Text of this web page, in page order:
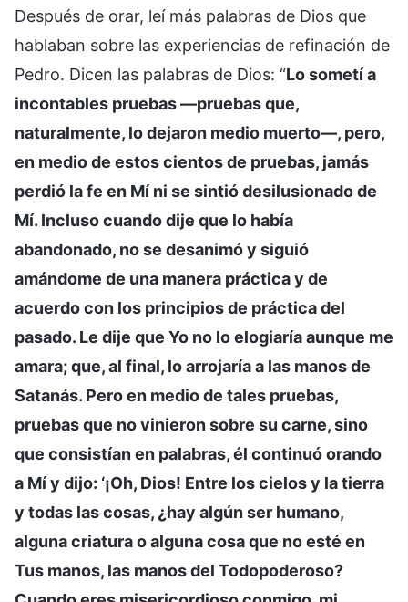
Después de orar, leí más palabras de Dios que
hablaban sobre las experiencias de refinación de
Pedro. Dicen las palabras de Dios: “Lo sometí a
incontables pruebas —pruebas que,
naturalmente, lo dejaron medio muerto—, pero,
en medio de estos cientos de pruebas, jamás
perdió la fe en Mí ni se sintió desilusionado de
Mí. Incluso cuando dije que lo había
abandonado, no se desanimó y siguió
amándome de una manera práctica y de
acuerdo con los principios de práctica del
pasado. Le dije que Yo no lo elogiaría aunque me
amara; que, al final, lo arrojaría a las manos de
Satanás. Pero en medio de tales pruebas,
pruebas que no vinieron sobre su carne, sino
que consistían en palabras, él continuó orando
a Mí y dijo: ‘¡Oh, Dios! Entre los cielos y la tierra
y todas las cosas, ¿hay algún ser humano,
alguna criatura o alguna cosa que no esté en
Tus manos, las manos del Todopoderoso?